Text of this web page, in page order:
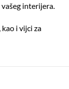
interijera.
kao i vijci za